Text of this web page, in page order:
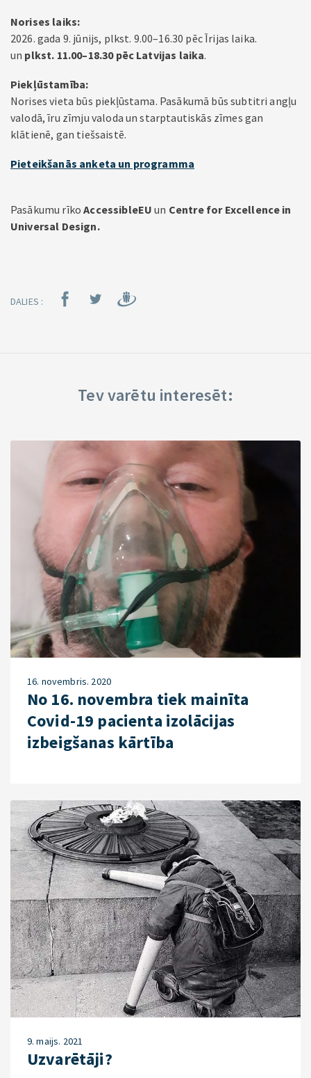
Norises laiks:
2026. gada 9. jūnijs, plkst. 9.00–16.30 pēc Īrijas laika.
un plkst. 11.00–18.30 pēc Latvijas laika.
Piekļūstamība:
Norises vieta būs piekļūstama. Pasākumā būs subtitri angļu
valodā, īru zīmju valoda un starptautiskās zīmes gan
klātienē, gan tiešsaistē.
Pieteikšanās anketa un programma
Pasākumu rīkoAccessibleEU un Centre for Excellence in
Universal Design.
DALIES :
Tev varētu interesēt:
16. novembris. 2020
No 16. novembra tiek mainīta
Covid-19 pacienta izolācijas
izbeigšanas kārtība
9. maijs. 2021
Uzvarētāji?